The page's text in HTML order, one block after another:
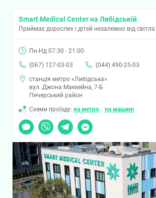
Smart Medical Center на Либідській
Приймає дорослих і дітей незалежно від
Пн-Нд 07:30 - 21:00
(067) 127-03-03
(044) 490-25-03
станція метро «Либідська»
вул. Джона Маккейна, 7-Б
Печерський район
Схеми проїзду: на метро / на машині
Чат
Viber TelegramMessenger